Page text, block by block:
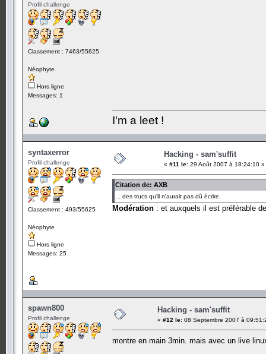
Profil challenge
Classement : 7463/55625
Néophyte
Hors ligne
Messages: 1
I'm a leet !
syntaxerror
Profil challenge
Classement : 493/55625
Néophyte
Hors ligne
Messages: 25
Hacking - sam'suffit
« #11 le: 29 Août 2007 à 18:24:10 »
Citation de: AXB
... des trucs qu'il n'aurait pas dû écrire.
Modération : et auxquels il est préférable
spawn800
Profil challenge
Hacking - sam'suffit
« #12 le: 08 Septembre 2007 à
montre en main 3min. mais avec un live